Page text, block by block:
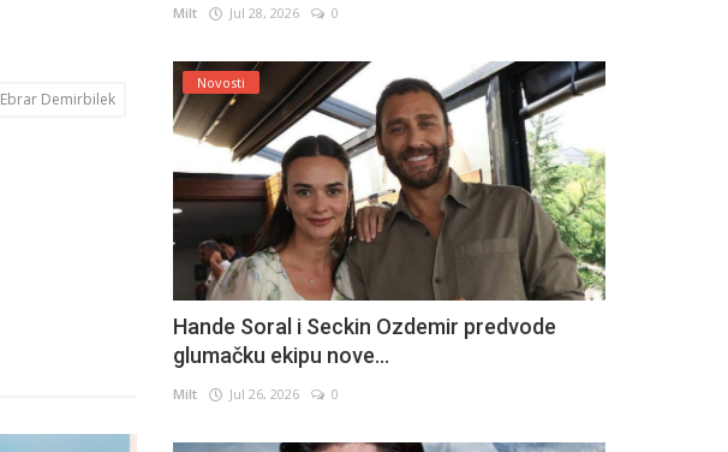
Ebrar Demirbilek
Milt Jul 28, 2026 0
Novosti
Hande Soral i Seckin Ozdemir predvode
glumačku ekipu nove...
Milt Jul 26, 2026 0